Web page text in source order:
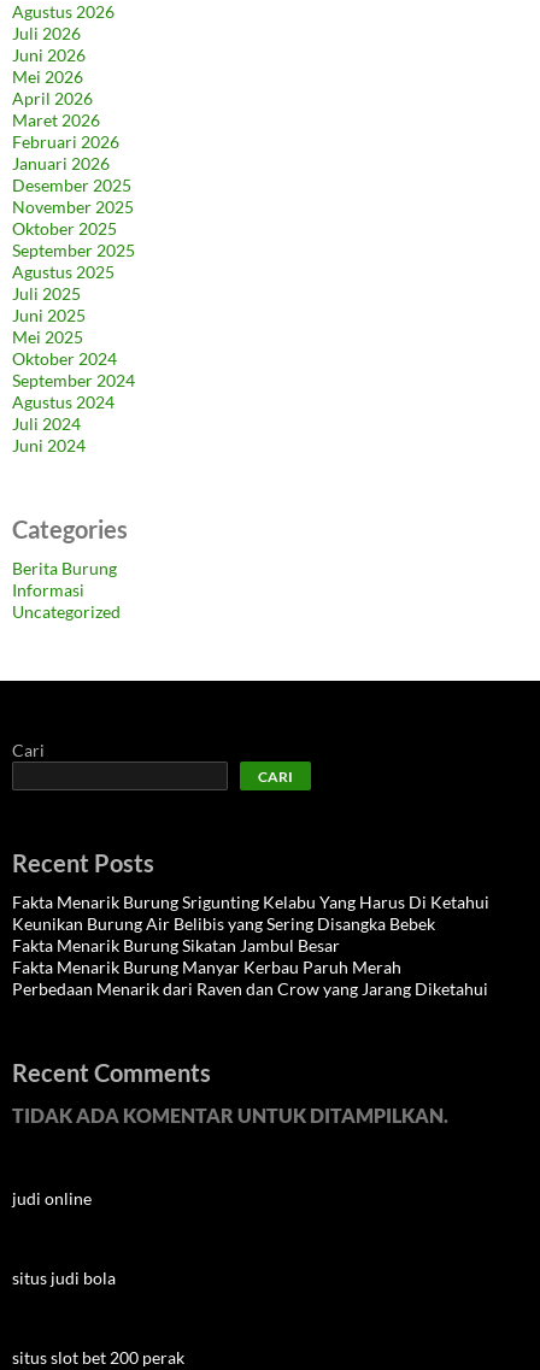
Agustus 2026
Juli 2026
Juni 2026
Mei 2026
April 2026
Maret 2026
Februari 2026
Januari 2026
Desember 2025
November 2025
Oktober 2025
September 2025
Agustus 2025
Juli 2025
Juni 2025
Mei 2025
Oktober 2024
September 2024
Agustus 2024
Juli 2024
Juni 2024
Categories
Berita Burung
Informasi
Uncategorized
Cari
CARI
Recent Posts
Fakta Menarik Burung Srigunting Kelabu Yang Harus Di Ketahui
Keunikan Burung Air Belibis yang Sering Disangka Bebek
Fakta Menarik Burung Sikatan Jambul Besar
Fakta Menarik Burung Manyar Kerbau Paruh Merah
Perbedaan Menarik dari Raven dan Crow yang Jarang Diketahui
Recent Comments
TIDAK ADA KOMENTAR UNTUK DITAMPILKAN.
judi online
situs judi bola
situs slot bet 200 perak